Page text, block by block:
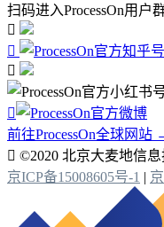
扫码进入ProcessOn用户




前往ProcessOn全球网站
 ©2020 北京大麦地信
京ICP备15008605号-1 |